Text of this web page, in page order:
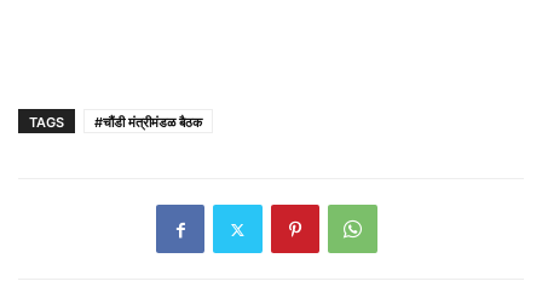
TAGS #चौंडी मंत्रीमंडळ बैठक